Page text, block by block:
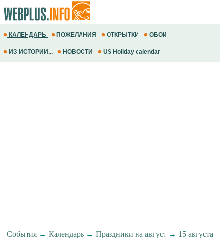
КАЛЕНДАРЬ ПОЖЕЛАНИЯ ОТКРЫТКИ ОБОИ
ИЗ ИСТОРИИ... НОВОСТИ US Holiday calendar
События → Календарь → Праздники на август → 15 августа